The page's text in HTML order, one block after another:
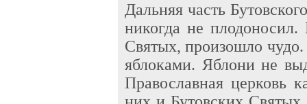
Дальняя часть
никогда не
Святых, произошло
яблоками. Яблони не
Православная церковь